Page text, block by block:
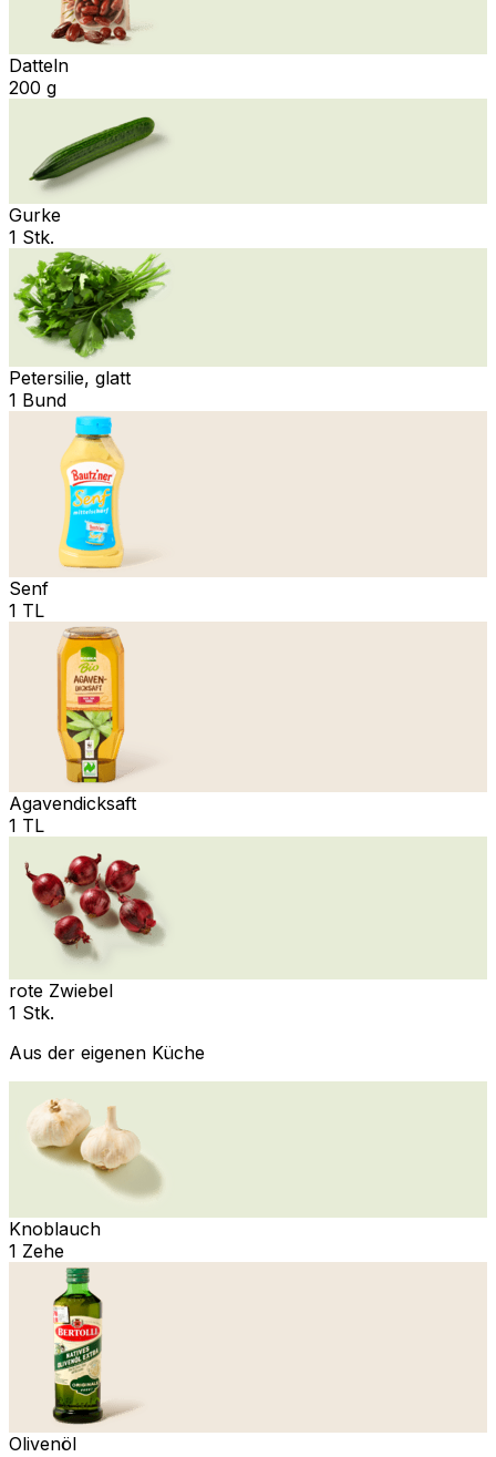
Datteln
200 g
Gurke
1 Stk.
Petersilie, glatt
1 Bund
Senf
1 TL
Agavendicksaft
1 TL
rote Zwiebel
1 Stk.
Aus der eigenen Küche
Knoblauch
1 Zehe
Olivenöl